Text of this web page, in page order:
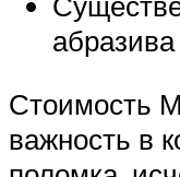
Стоимость
важность в